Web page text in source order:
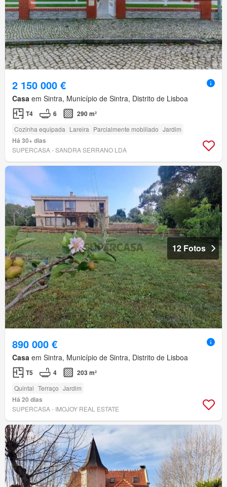
2 150 000 €
Casa em Sintra, Município de Sintra, Distrito de Lisboa
T4 6 290 m²
Cozinha equipada Lareira Parcialmente mobiliado Jardim
Há 30+ dias
SUPERCASA - SANDRA SERRANO LDA
12 Fotos
890 000 €
Casa em Sintra, Município de Sintra, Distrito de Lisboa
T5 4 203 m²
Quintal Terraço Jardim
Há 20 dias
SUPERCASA - IMOJOY REAL ESTATE